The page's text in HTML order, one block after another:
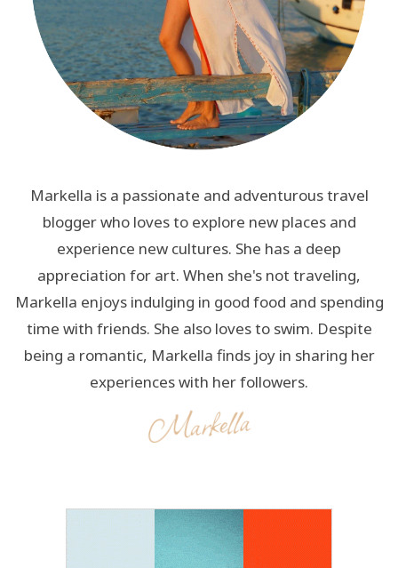
Markella is a passionate and adventurous travel
blogger who loves to explore new places and
experience new cultures. She has a deep
appreciation for art. When she's not traveling,
Markella enjoys indulging in good food and spending
time with friends. She also loves to swim. Despite
being a romantic, Markella finds joy in sharing her
experiences with her followers.